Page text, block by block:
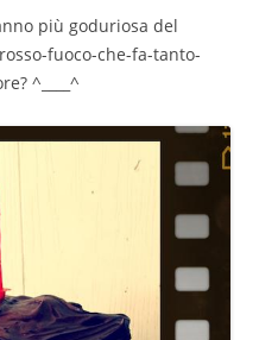
più goduriosa del
fuoco-che-fa-tanto-
^____^